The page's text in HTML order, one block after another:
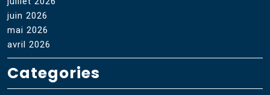
juin 2026
mai 2026
avril 2026
Categories